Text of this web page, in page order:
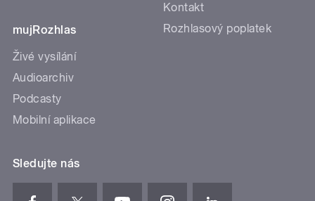
mujRozhlas
Živé vysílání
Audioarchiv
Podcasty
Mobilní aplikace
Kontakt
Rozhlasový poplatek
Sledujte nás